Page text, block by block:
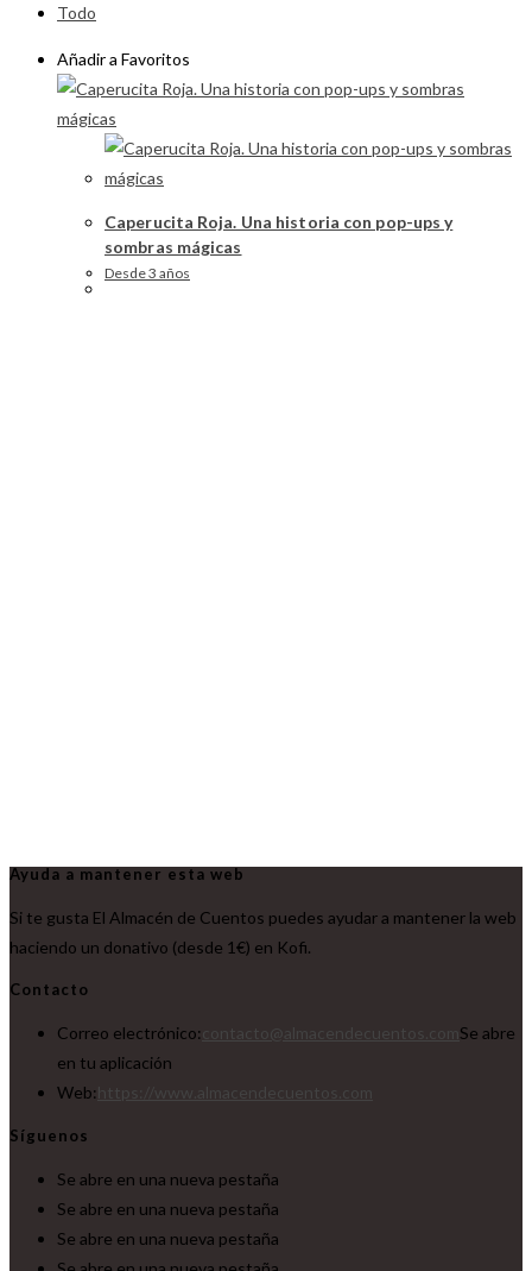
Todo
Añadir a Favoritos
Caperucita Roja. Una historia con pop-ups y
sombras mágicas
Desde 3 años
Ayuda a mantener esta web
Si te gusta El Almacén de Cuentos puedes ayudar a mantener la web
haciendo un donativo (desde 1€) en Kofi.
Contacto
Correo electrónico:
Se abre
en tu aplicación
Web:
Síguenos
Se abre en una nueva pestaña
Se abre en una nueva pestaña
Se abre en una nueva pestaña